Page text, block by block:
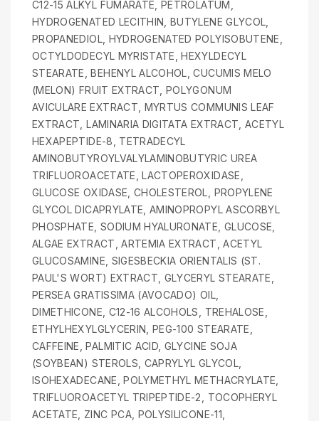
C12-15 ALKYL FUMARATE, PETROLATUM,
HYDROGENATED LECITHIN, BUTYLENE GLYCOL,
PROPANEDIOL, HYDROGENATED POLYISOBUTENE,
OCTYLDODECYL MYRISTATE, HEXYLDECYL
STEARATE, BEHENYL ALCOHOL, CUCUMIS MELO
(MELON) FRUIT EXTRACT, POLYGONUM
AVICULARE EXTRACT, MYRTUS COMMUNIS LEAF
EXTRACT, LAMINARIA DIGITATA EXTRACT, ACETYL
HEXAPEPTIDE-8, TETRADECYL
AMINOBUTYROYLVALYLAMINOBUTYRIC UREA
TRIFLUOROACETATE, LACTOPEROXIDASE,
GLUCOSE OXIDASE, CHOLESTEROL, PROPYLENE
GLYCOL DICAPRYLATE, AMINOPROPYL ASCORBYL
PHOSPHATE, SODIUM HYALURONATE, GLUCOSE,
ALGAE EXTRACT, ARTEMIA EXTRACT, ACETYL
GLUCOSAMINE, SIGESBECKIA ORIENTALIS (ST.
PAUL'S WORT) EXTRACT, GLYCERYL STEARATE,
PERSEA GRATISSIMA (AVOCADO) OIL,
DIMETHICONE, C12-16 ALCOHOLS, TREHALOSE,
ETHYLHEXYLGLYCERIN, PEG-100 STEARATE,
CAFFEINE, PALMITIC ACID, GLYCINE SOJA
(SOYBEAN) STEROLS, CAPRYLYL GLYCOL,
ISOHEXADECANE, POLYMETHYL METHACRYLATE,
TRIFLUOROACETYL TRIPEPTIDE-2, TOCOPHERYL
ACETATE, ZINC PCA, POLYSILICONE-11,